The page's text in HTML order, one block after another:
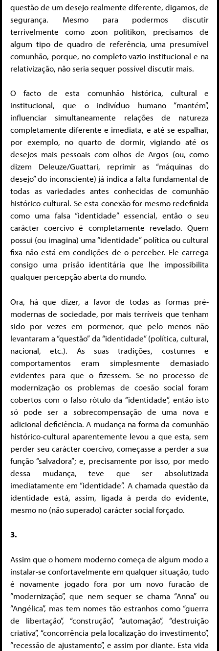
questão de um desejo realmente diferente, digamos, de
segurança. Mesmo para podermos discutir
terrivelmente como zoon politikon, precisamos de
algum tipo de quadro de referência, uma presumível
comunhão, porque, no completo vazio institucional e na
relativização, não seria sequer possível discutir mais.
O facto de esta comunhão histórica, cultural e
institucional, que o indivíduo humano “mantém”,
influenciar simultaneamente relações de natureza
completamente diferente e imediata, e até se espalhar,
por exemplo, no quarto de dormir, vigiando até os
desejos mais pessoais com olhos de Argos (ou, como
dizem Deleuze/Guattari, reprimir as “máquinas do
desejo” do inconsciente) já indica a falta fundamental de
todas as variedades antes conhecidas de comunhão
histórico-cultural. Se esta conexão for mesmo redefinida
como uma falsa “identidade” essencial, então o seu
carácter coercivo é completamente revelado. Quem
possui (ou imagina) uma “identidade” política ou cultural
fixa não está em condições de o perceber. Ele carrega
consigo uma prisão identitária que lhe impossibilita
qualquer percepção aberta do mundo.
Ora, há que dizer, a favor de todas as formas pré-
modernas de sociedade, por mais terríveis que tenham
sido por vezes em pormenor, que pelo menos não
levantaram a “questão” da “identidade” (política, cultural,
nacional, etc.). As suas tradições, costumes e
comportamentos eram simplesmente demasiado
evidentes para que o fizessem. Se no processo de
modernização os problemas de coesão social foram
cobertos com o falso rótulo da “identidade”, então isto
só pode ser a sobrecompensação de uma nova e
adicional deficiência. A mudança na forma da comunhão
histórico-cultural aparentemente levou a que esta, sem
perder seu carácter coercivo, começasse a perder a sua
função “salvadora”; e, precisamente por isso, por medo
dessa mudança, teve que ser absolutizada
imediatamente em “identidade”. A chamada questão da
identidade está, assim, ligada à perda do evidente,
mesmo no (não superado) carácter social forçado.
3.
Assim que o homem moderno começa de algum modo a
instalar-se confortavelmente em qualquer situação, tudo
é novamente jogado fora por um novo furacão de
“modernização”, que nem sequer se chama “Anna” ou
“Angélica”, mas tem nomes tão estranhos como “guerra
de libertação”, “construção”, “automação”, “destruição
criativa”, “concorrência pela localização do investimento”,
“recessão de ajustamento”, e assim por diante. Esta vida